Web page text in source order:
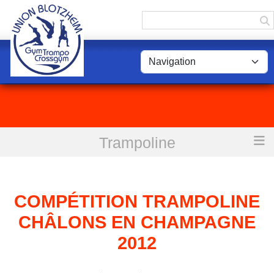
Trampoline
Compétition trampoline Châlons en Champagne 2012
COMPÉTITION TRAMPOLINE
CHÂLONS EN CHAMPAGNE
2012
Panneau de gestion des cookies